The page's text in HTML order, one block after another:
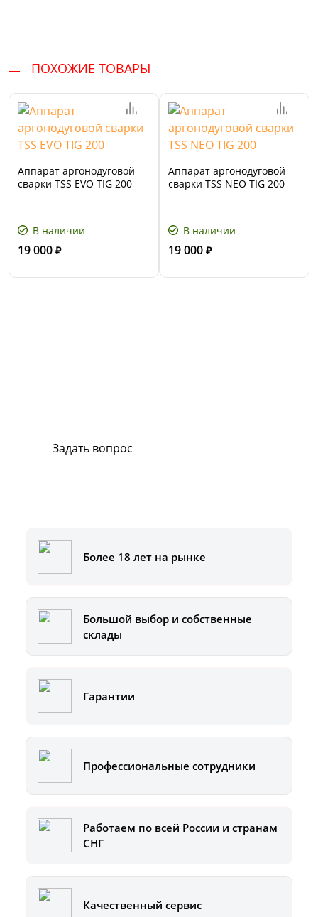
ПОХОЖИЕ ТОВАРЫ
Аппарат аргонодуговой
сварки TSS EVO TIG 200
В наличии
19 000 ₽
Аппарат аргонодуговой
сварки TSS NEO TIG 200
В наличии
19 000 ₽
Задать вопрос
Более 18 лет на рынке
Большой выбор и собственные
склады
Гарантии
Профессиональные сотрудники
Работаем по всей России и странам
СНГ
Качественный сервис